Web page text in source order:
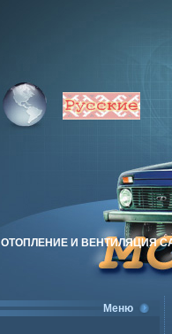
ОТОПЛЕНИЕ И ВЕНТИЛЯЦИЯ
Меню